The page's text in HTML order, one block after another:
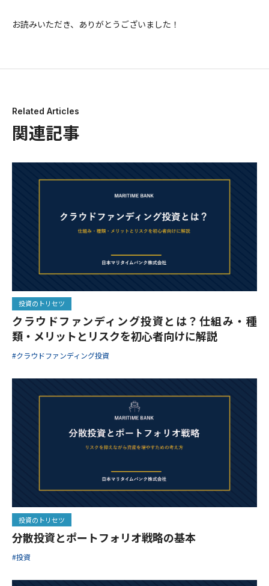
お読みいただき、ありがとうございました！
Related Articles
関連記事
投資のトリセツ
クラウドファンディング投資とは？仕組み・種
類・メリットとリスクを初心者向けに解説
#クラウドファンディング投資
投資のトリセツ
分散投資とポートフォリオ戦略の基本
#投資